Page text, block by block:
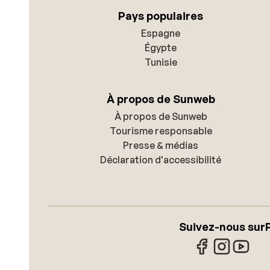
Pays populaires
Espagne
Égypte
Tunisie
À propos de Sunweb
À propos de Sunweb
Tourisme responsable
Presse & médias
Déclaration d'accessibilité
Suivez-nous sur